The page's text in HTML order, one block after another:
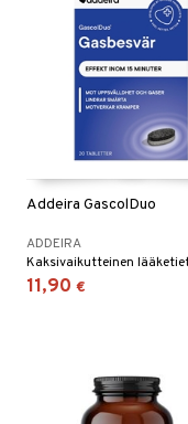
Addeira GascolDuo
ADDEIRA
11,90 €